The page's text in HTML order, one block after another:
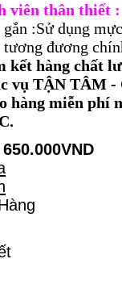
viên thân thiết
:Sử dụng
đương
kết hàng chất
vụ TẬN TÂM
hàng miễn phí